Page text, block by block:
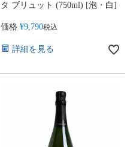
タ ブリュット (750ml) [泡・白]
価格 ¥9,790税込
詳細を見る